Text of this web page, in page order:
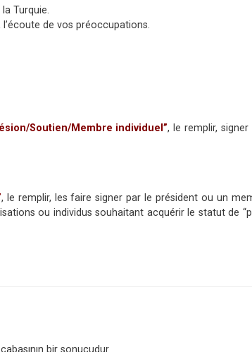
Turquie.
de vos préoccupations.
Soutien/Membre individuel”, le remplir,
, le remplir, les faire signer par le président ou un
ou individus souhaitant acquérir le statut de
bir sonucudur.